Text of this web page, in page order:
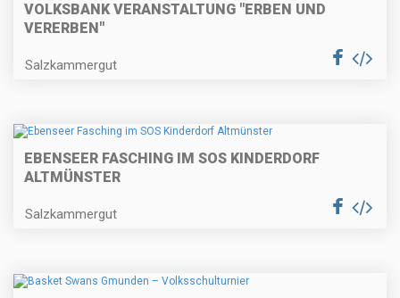
VOLKSBANK VERANSTALTUNG "ERBEN UND
VERERBEN"
Salzkammergut
EBENSEER FASCHING IM SOS KINDERDORF
ALTMÜNSTER
Salzkammergut